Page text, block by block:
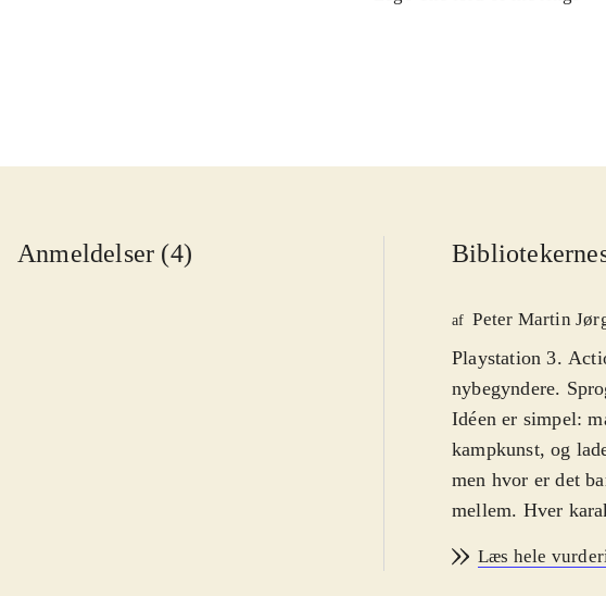
Anmeldelser (4)
af Peter Martin
Playstation 3.
nybegyndere.
Idéen er simpel:
kampkunst, og
men hvor er det
mellem. Hver
komme i gang
Læs hele